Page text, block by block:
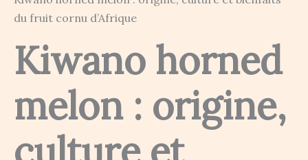
du fruit cornu d’Afrique
Kiwano horned
melon : origine,